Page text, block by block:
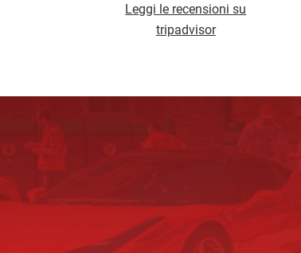
Leggi le recensioni su
tripadvisor